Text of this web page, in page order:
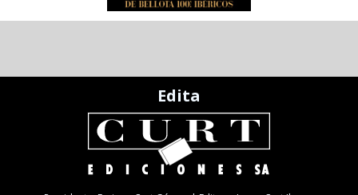
Edita